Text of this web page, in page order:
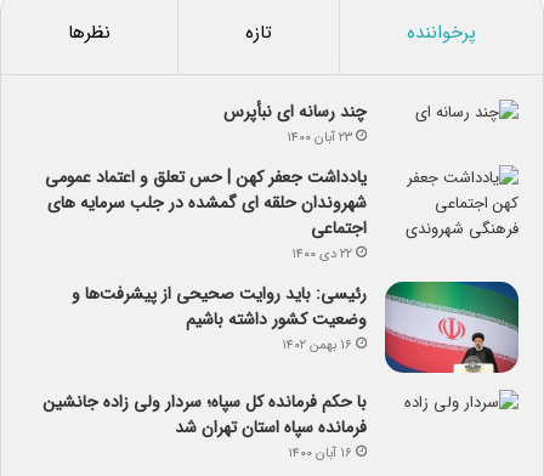
پرخواننده تازه نظرها
چند رسانه ای نبأپرس
۲۳ آبان ۱۴۰۰
یادداشت جعفر کهن | حس تعلق و اعتماد عمومی
شهروندان حلقه ای گمشده در جلب سرمایه های
اجتماعی
۲۲ دی ۱۴۰۰
رئیسی: باید روایت صحیحی از پیشرفت‌ها و
وضعیت کشور داشته باشیم
۱۶ بهمن ۱۴۰۲
با حکم فرمانده کل سپاه؛ سردار ولی زاده جانشین
فرمانده سپاه استان تهران شد
۱۶ آبان ۱۴۰۰